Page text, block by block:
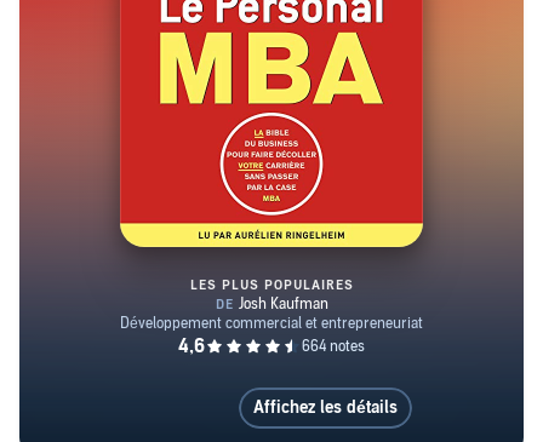
Le personal MBA
LES PLUS POPULAIRES
Affichez les détails